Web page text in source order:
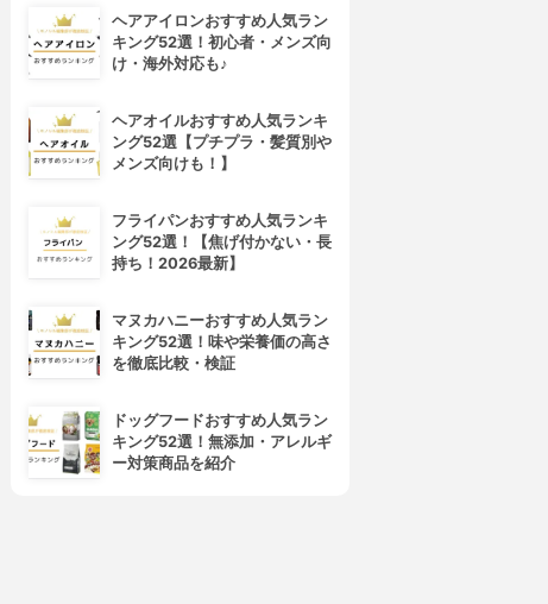
4位
キラ★リズム
WV スキンアップファンデーシ
¥1,980
COVERMARK(カバーマーク)
ヘアアイロンおすすめ人気ラン
キング52選！初心者・メンズ向
け・海外対応も♪
ヘアオイルおすすめ人気ランキ
ング52選【プチプラ・髪質別や
メンズ向けも！】
フライパンおすすめ人気ランキ
ング52選！【焦げ付かない・長
持ち！2026最新】
マヌカハニーおすすめ人気ラン
キング52選！味や栄養価の高さ
を徹底比較・検証
ドッグフードおすすめ人気ラン
キング52選！無添加・アレルギ
ー対策商品を紹介